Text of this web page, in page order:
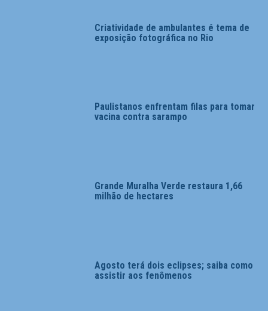
Criatividade de ambulantes é tema de
exposição fotográfica no Rio
Paulistanos enfrentam filas para tomar
vacina contra sarampo
Grande Muralha Verde restaura 1,66
milhão de hectares
Agosto terá dois eclipses; saiba como
assistir aos fenômenos